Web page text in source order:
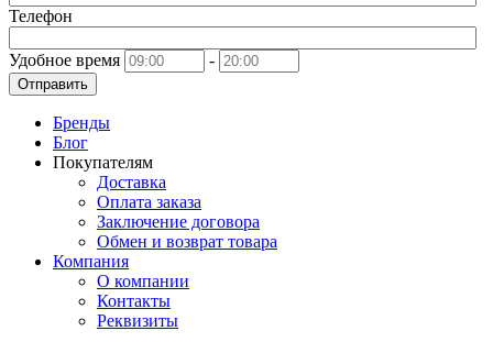
Телефон
Удобное время -
Отправить
Бренды
Блог
Покупателям
Доставка
Оплата заказа
Заключение договора
Обмен и возврат товара
Компания
О компании
Контакты
Реквизиты